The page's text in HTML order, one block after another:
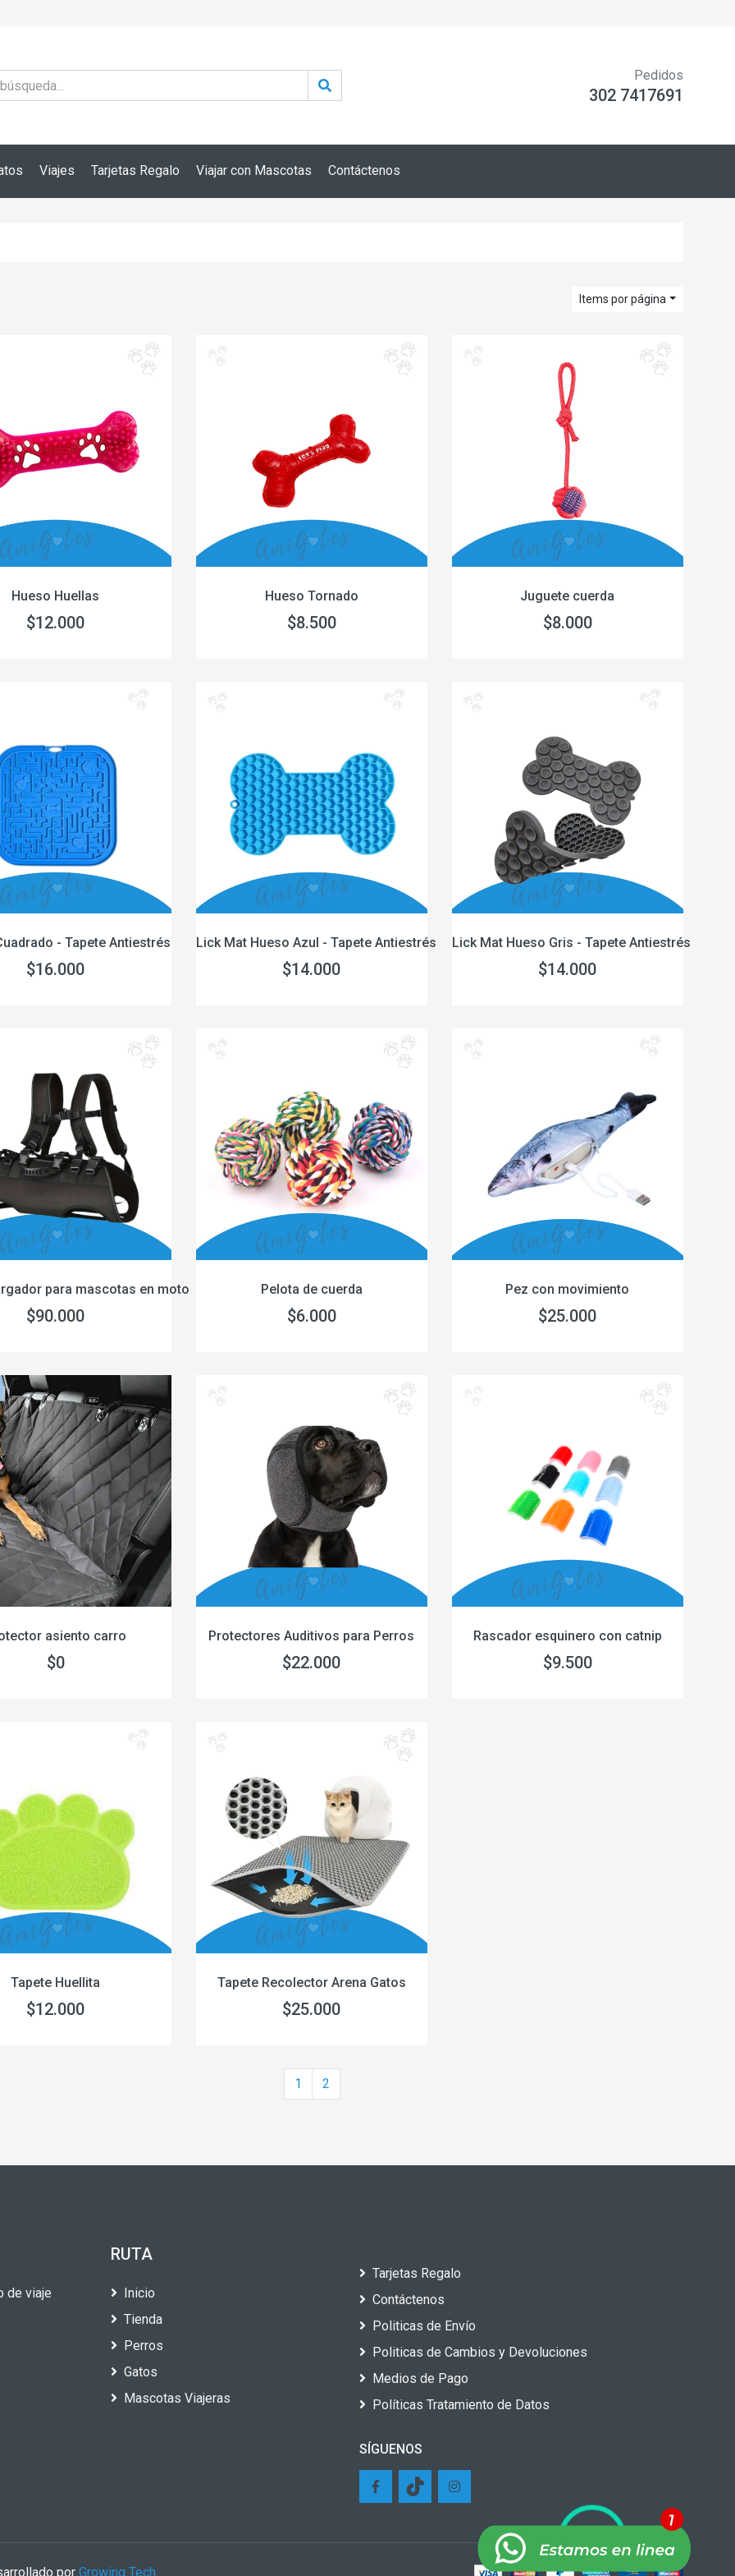
Pedidos
302 7417691
Viajes Tarjetas Regalo Viajar con Mascotas Contáctenos
Items por página
Hueso Huellas
$12.000
Hueso Tornado
$8.500
Juguete cuerda
$8.000
- Tapete Antiestrés
$16.000
Lick Mat Hueso Azul - Tapete Antiestrés
$14.000
Lick Mat Hueso Gris - Tapete Antiestrés
$14.000
para mascotas en moto
$90.000
Pelota de cuerda
$6.000
Pez con movimiento
$25.000
asiento carro
$0
Protectores Auditivos para Perros
$22.000
Rascador esquinero con catnip
$9.500
Tapete Huellita
$12.000
Tapete Recolector Arena Gatos
$25.000
1 2
de viaje
RUTA
Inicio
Tienda
Perros
Gatos
Mascotas Viajeras
Tarjetas Regalo
Contáctenos
Politicas de Envío
Politicas de Cambios y Devoluciones
Medios de Pago
Políticas Tratamiento de Datos
SÍGUENOS
por Growing Tech